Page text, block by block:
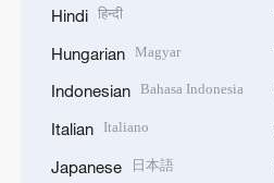
Hindi हिन्दी
Hungarian Magyar
Indonesian Bahasa Indonesia
Italian Italiano
Japanese 日本語